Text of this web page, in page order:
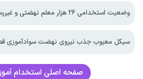
وضعیت استخدامی ۲۶ هزار معلم نهضتی و غیررسمی مشخص می‌شود
سیکل معیوب جذب نیروی نهضت سوادآموزی
صفحه اصلی استخدام